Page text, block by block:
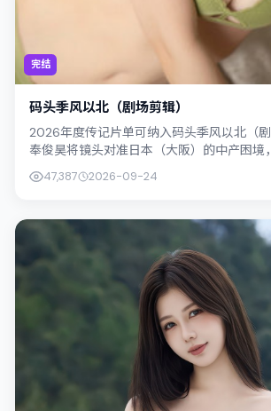
完结
码头季风以北（剧场剪辑）
2026年度传记片单可纳入码头季风以北（
奉俊昊将镜头对准日本（大阪）的中产困境
演绎兄妹般羁绊，文本层面兼顾悬疑线...
47,387 2026-09-24